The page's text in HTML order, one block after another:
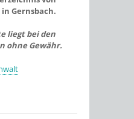
Gernsbach.
liegt bei den
ohne Gewähr.